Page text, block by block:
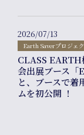
2026/07/13
Earth Saverプロジェ
CLASS EARTH
会出展ブース
と、ブースで着
ムを初公開 ！